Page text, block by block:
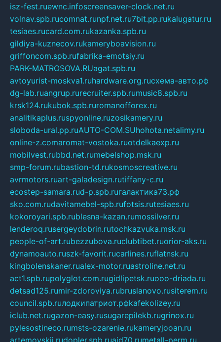
isz-fest.ruewnc.infoscreensaver-clock.net.ru
volnav.spb.rucomnat.runpf.net.ru7bit.pp.rukalugatur.ru
tesiaes.rucard.com.rukazanka.spb.ru
gildiya-kuznecov.rukameryboavision.ru
griffoncom.spb.rufabrika-emotsiy.ru
PARK-MATROSOVA.RUagat.spb.ru
avtoyurist-moskva1.ruhardware.org.ruсхема-авто.рф
dg-lab.ruangrup.rurecruiter.spb.rumusic8.spb.ru
krsk124.rukubok.spb.ruromanofforex.ru
analitikaplus.ruspyonline.ruzosikamery.ru
sloboda-ural.pp.ruAUTO-COM.SUhohota.netalimy.ru
online-z.comaromat-vostoka.ruotdelkaexp.ru
mobilvest.rubbd.net.rumebelshop.msk.ru
smp-forum.rubastion-td.rukosmoscreative.ru
avrmotors.ruart-galadesign.rutiffany-c.ru
ecostep-samara.rud-p.spb.ruгалактика73.рф
sko.com.rudavitamebel-spb.rufotsis.rutesiaes.ru
kokoroyari.spb.rublesna-kazan.rumossilver.ru
lenderoq.rusergeydobrin.rutochkazvuka.msk.ru
people-of-art.rubezzubova.ruclubtibet.ruorior-aks.ru
dynamoauto.ruszk-favorit.rucarlines.ruflatnsk.ru
kingbolenskaner.rualex-motor.ruastroline.net.ru
act1.spb.rupolyglot.com.rugidlipetsk.ruooo-driada.ru
detsad125.rumir-zdoroviya.rubruslanovo.rusiterem.ru
council.spb.ruлодкипатриот.рфkafekolizey.ru
iclub.net.rugazon-easy.rusugarepilekb.rugrinox.ru
pylesostineco.rumsts-ozarenie.rukameryjooan.ru